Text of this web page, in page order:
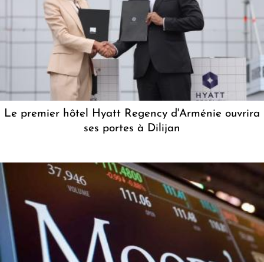
Le premier hôtel Hyatt Regency d'Arménie ouvrira
ses portes à Dilijan